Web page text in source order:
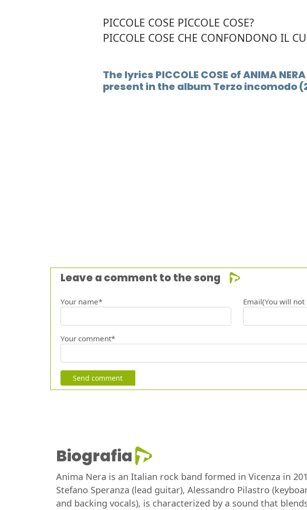
PICCOLE COSE PICCOLE COSE?
PICCOLE COSE CHE CONFONDONO IL
The lyrics PICCOLE COSE of ANIMA
present in the album Terzo incomodo
Leave a comment to the song
Your name* Email(You will
Your comment*
Send comment
Biografia
Anima Nera is an Italian rock band formed in Vicenza in
Stefano Speranza (lead guitar), Alessandro Pilastro
and backing vocals), is characterized by a sound that